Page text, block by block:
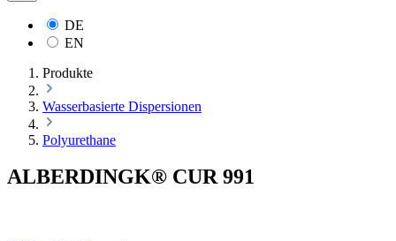
DE
EN
Produkte
Wasserbasierte Dispersionen
Polyurethane
ALBERDINGK® CUR 991